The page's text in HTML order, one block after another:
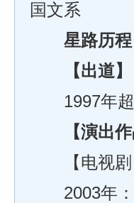
国文系
星路历程
【出道】
1997年超
【演出作
【电视剧
2003年：